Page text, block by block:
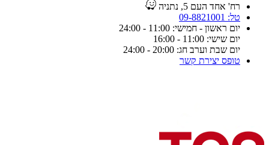
רח' אחד העם 5, נתניה
טל: 09-8821001
יום ראשון - חמישי: 11:00 - 24:00
יום שישי: 11:00 - 16:00
יום שבת וערב חג: 20:00 - 24:00
טופס יצירת קשר